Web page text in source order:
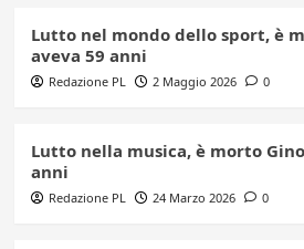
Lutto nel mondo dello sport, è
aveva 59 anni
Redazione PL 2 Maggio 2026 0
Lutto nella musica, è morto
anni
Redazione PL 24 Marzo 2026 0